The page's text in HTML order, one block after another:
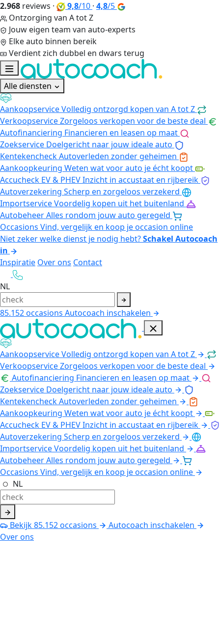
2.968 reviews · 9,8/10 · 4,8/5
Ontzorging van A tot Z
Jouw eigen team van auto-experts
Elke auto binnen bereik
Verdient zich dubbel en dwars terug
Alle diensten
AankoopserviceVolledig ontzorgd kopen van A tot Z
VerkoopserviceZorgeloos verkopen voor de beste deal
Autofinanciering Financieren en leasen op maat
Zoekservice Doelgericht naar jouw ideale auto
KentekencheckAutoverleden zonder geheimen
Aankoopkeuring Weten wat voor auto je écht koopt
Accucheck EV & PHEVInzicht in accustaat en rijbereik
Autoverzekering Scherp en zorgeloos verzekerd
ImportserviceVoordelig kopen uit het buitenland
AutobeheerAlles rondom jouw auto geregeld
Occasions Vind, vergelijk en koop je occasion online
Niet zeker welke dienst je nodig hebt?Schakel Autocoach
in
Inspiratie Over ons Contact
NL
85.152occasions Autocoach inschakelen
AankoopserviceVolledig ontzorgd kopen van A tot Z
VerkoopserviceZorgeloos verkopen voor de beste deal
Autofinanciering Financieren en leasen op maat
Zoekservice Doelgericht naar jouw ideale auto
KentekencheckAutoverleden zonder geheimen
Aankoopkeuring Weten wat voor auto je écht koopt
Accucheck EV & PHEVInzicht in accustaat en rijbereik
Autoverzekering Scherp en zorgeloos verzekerd
ImportserviceVoordelig kopen uit het buitenland
AutobeheerAlles rondom jouw auto geregeld
Occasions Vind, vergelijk en koop je occasion online
NL
Bekijk85.152occasions
Autocoach inschakelen
Over ons